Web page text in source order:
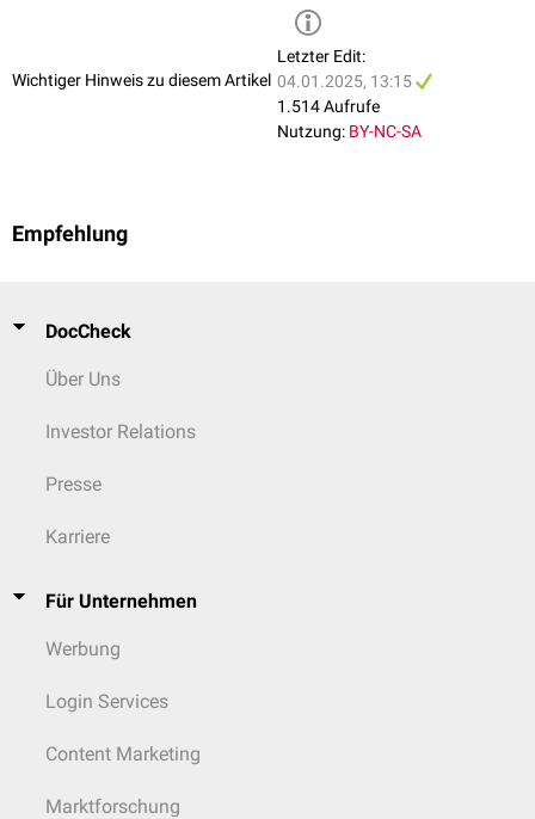
Wichtiger Hinweis zu diesem Artikel
Letzter Edit:
04.01.2025, 13:15
1.514 Aufrufe
Nutzung: BY-NC-SA
Empfehlung
DocCheck
Über Uns
Investor Relations
Presse
Karriere
Für Unternehmen
Werbung
Login Services
Content Marketing
Marktforschung